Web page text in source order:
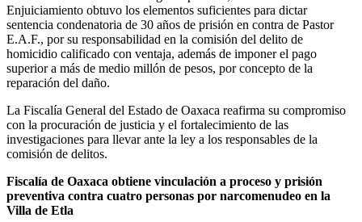
Enjuiciamiento obtuvo los elementos suficientes para dictar
sentencia condenatoria de 30 años de prisión en contra de Pastor
E.A.F., por su responsabilidad en la comisión del delito de
homicidio calificado con ventaja, además de imponer el pago
superior a más de medio millón de pesos, por concepto de la
reparación del daño.
La Fiscalía General del Estado de Oaxaca reafirma su compromiso
con la procuración de justicia y el fortalecimiento de las
investigaciones para llevar ante la ley a los responsables de la
comisión de delitos.
Fiscalía de Oaxaca obtiene vinculación a proceso y prisión
preventiva contra cuatro personas por narcomenudeo en la
Villa de Etla